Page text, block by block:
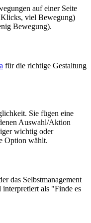
auf einer Seite
viel Bewegung)
Bewegung).
für die richtige Gestaltung
Sie fügen eine
Auswahl/Aktion
wichtig oder
Option wählt.
das Selbstmanagement
als "Finde es